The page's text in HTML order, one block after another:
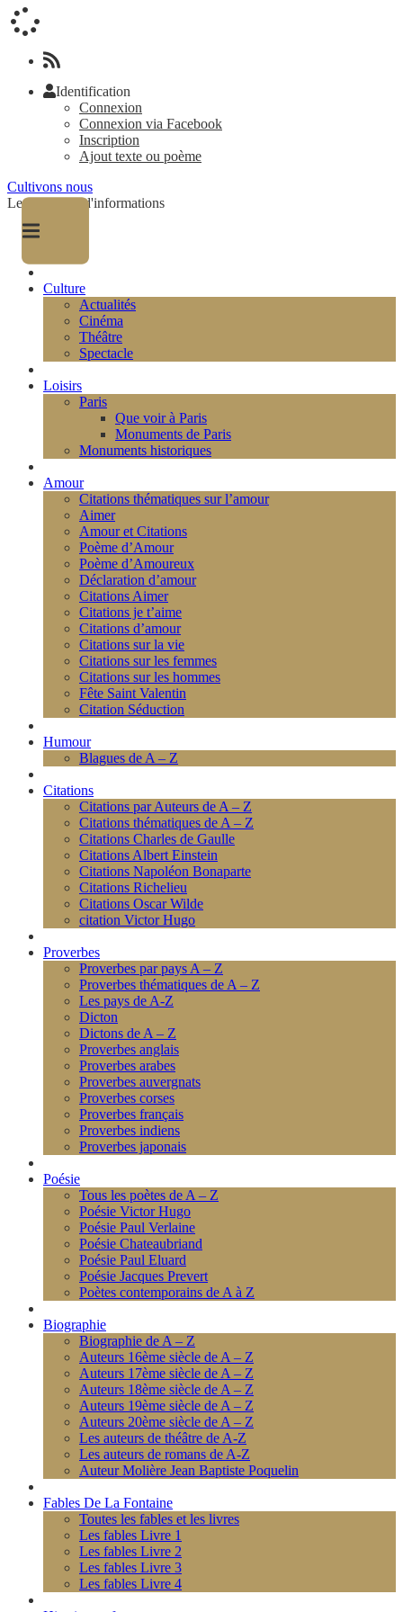
Identification
Connexion
Connexion via Facebook
Inscription
Ajout texte ou poème
Cultivons nous
Le magazine d'informations
Culture
Actualités
Cinéma
Théâtre
Spectacle
Loisirs
Paris
Que voir à Paris
Monuments de Paris
Monuments historiques
Amour
Citations thématiques sur l’amour
Aimer
Amour et Citations
Poème d’Amour
Poème d’Amoureux
Déclaration d’amour
Citations Aimer
Citations je t’aime
Citations d’amour
Citations sur la vie
Citations sur les femmes
Citations sur les hommes
Fête Saint Valentin
Citation Séduction
Humour
Blagues de A – Z
Citations
Citations par Auteurs de A – Z
Citations thématiques de A – Z
Citations Charles de Gaulle
Citations Albert Einstein
Citations Napoléon Bonaparte
Citations Richelieu
Citations Oscar Wilde
citation Victor Hugo
Proverbes
Proverbes par pays A – Z
Proverbes thématiques de A – Z
Les pays de A-Z
Dicton
Dictons de A – Z
Proverbes anglais
Proverbes arabes
Proverbes auvergnats
Proverbes corses
Proverbes français
Proverbes indiens
Proverbes japonais
Poésie
Tous les poètes de A – Z
Poésie Victor Hugo
Poésie Paul Verlaine
Poésie Chateaubriand
Poésie Paul Eluard
Poésie Jacques Prevert
Poètes contemporains de A à Z
Biographie
Biographie de A – Z
Auteurs 16ème siècle de A – Z
Auteurs 17ème siècle de A – Z
Auteurs 18ème siècle de A – Z
Auteurs 19ème siècle de A – Z
Auteurs 20ème siècle de A – Z
Les auteurs de théâtre de A-Z
Les auteurs de romans de A-Z
Auteur Molière Jean Baptiste Poquelin
Fables De La Fontaine
Toutes les fables et les livres
Les fables Livre 1
Les fables Livre 2
Les fables Livre 3
Les fables Livre 4